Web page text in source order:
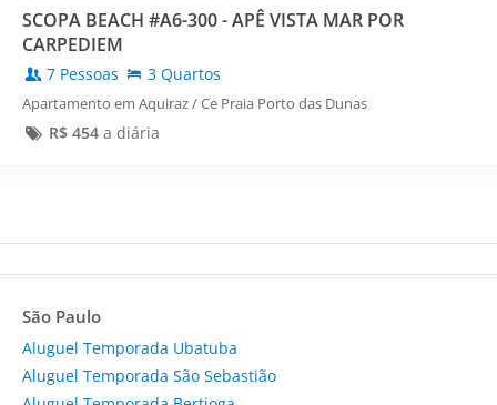
SCOPA BEACH #A6-300 - APÊ VISTA MAR POR
CARPEDIEM
7 Pessoas 3 Quartos
Apartamento em Aquiraz / Ce Praia Porto das Dunas
R$ 454a diária
São Paulo
Aluguel Temporada Ubatuba
Aluguel Temporada São Sebastião